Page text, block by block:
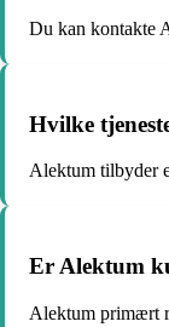
Du kan kontakte
Hvilke
Alektum tilbyder
Er Alektum
Alektum primært